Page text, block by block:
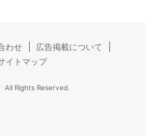
わせ
広告掲載について
イトマップ
All Rights Reserved.